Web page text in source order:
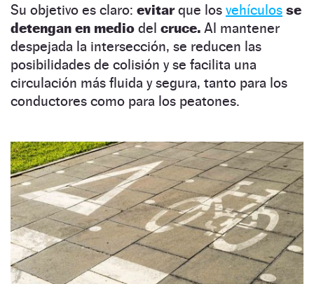
Su objetivo es claro: evitarque los vehículos se
detengan en medio del cruce. Al mantener
despejada la intersección, se reducen las
posibilidades de colisión y se facilita una
circulación más fluida y segura, tanto para los
conductores como para los peatones.